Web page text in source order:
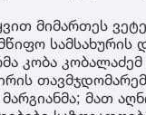
მიმართეს
სამსახურის
კობა
მათ